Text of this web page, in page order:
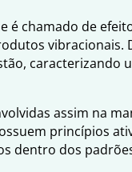
é chamado de
vibracionais.
caracterizando
assim na
princípios
dentro dos